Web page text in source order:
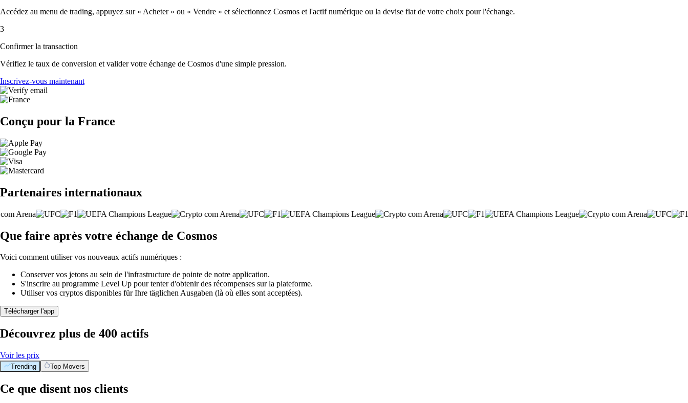
Accédez au menu de trading, appuyez sur « Acheter » ou « Vendre » et sélectionnez Cosmos et l'actif numérique ou la devise fiat de votre choix pour l'échange.
3
Confirmer la transaction
Vérifiez le taux de conversion et valider votre échange de Cosmos d'une simple pression.
Inscrivez-vous maintenant
Conçu pour la France
Partenaires internationaux
Que faire après votre échange de Cosmos
Voici comment utiliser vos nouveaux actifs numériques :
Conserver vos jetons au sein de l'infrastructure de pointe de notre application.
S'inscrire au programme Level Up pour tenter d'obtenir des récompenses sur la plateforme.
Utiliser vos cryptos disponibles für Ihre täglichen Ausgaben (là où elles sont acceptées).
Télécharger l'app
Découvrez plus de 400 actifs
Voir les prix
Trending Top Movers
Ce que disent nos clients